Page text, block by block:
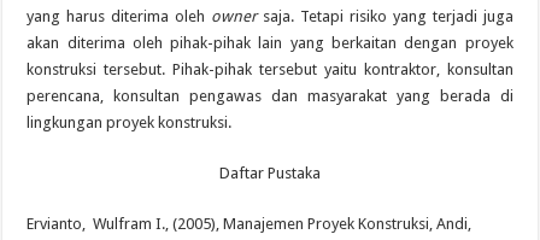
yang harus diterima oleh ownersaja. Tetapi risiko yang terjadi juga
akan diterima oleh pihak-pihak lain yang berkaitan dengan proyek
konstruksi tersebut. Pihak-pihak tersebut yaitu kontraktor, konsultan
perencana, konsultan pengawas dan masyarakat yang berada di
lingkungan proyek konstruksi.
Daftar Pustaka
Ervianto, Wulfram I., (2005), Manajemen Proyek Konstruksi, Andi,